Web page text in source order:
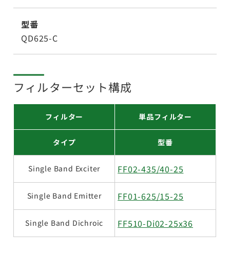
型番
QD625-C
フィルターセット構成
フィルター 単品フィルター
タイプ 型番
Single Band Exciter FF02-435/40-25
Single Band Emitter FF01-625/15-25
Single Band Dichroic FF510-Di02-25x36